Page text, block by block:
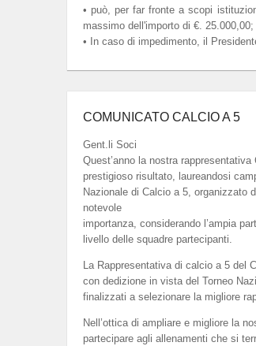
• può, per far fronte a scopi
massimo dell'importo di €. 25.000,00;
• In caso di impedimento, il
COMUNICATO CALCIO A 5
Gent.li Soci
Quest’anno la nostra
prestigioso risultato, laureandosi
Nazionale di Calcio a 5, organizzato
notevole
importanza, considerando l’ampia
livello delle squadre partecipanti.
La Rappresentativa di calcio a 5 del
con dedizione in vista del Torneo
finalizzati a selezionare la migliore
Nell’ottica di ampliare e migliore la
partecipare agli allenamenti che si